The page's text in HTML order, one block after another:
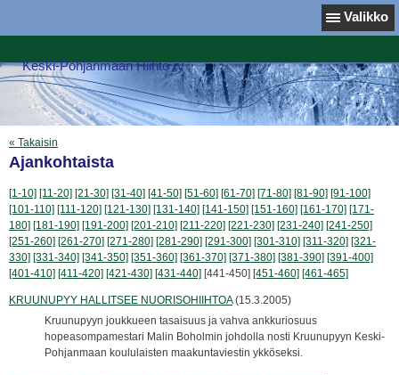
Valikko
Keski-Pohjanmaan Hiihto ry
« Takaisin
Ajankohtaista
[1-10] [11-20] [21-30] [31-40] [41-50] [51-60] [61-70] [71-80] [81-90] [91-100]
[101-110] [111-120] [121-130] [131-140] [141-150] [151-160] [161-170] [171-
180] [181-190] [191-200] [201-210] [211-220] [221-230] [231-240] [241-250]
[251-260] [261-270] [271-280] [281-290] [291-300] [301-310] [311-320] [321-
330] [331-340] [341-350] [351-360] [361-370] [371-380] [381-390] [391-400]
[401-410] [411-420] [421-430] [431-440] [441-450] [451-460] [461-465]
KRUUNUPYY HALLITSEE NUORISOHIIHTOA (15.3.2005)
Kruunupyyn joukkueen tasaisuus ja vahva ankkuriosuus
hopeasompamestari Malin Boholmin johdolla nosti Kruunupyyn Keski-
Pohjanmaan koululaisten maakuntaviestin ykköseksi.